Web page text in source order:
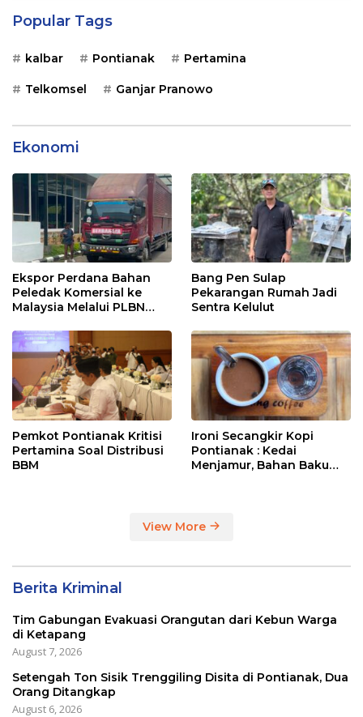
Popular Tags
kalbar Pontianak Pertamina
Telkomsel Ganjar Pranowo
Ekonomi
Ekspor Perdana Bahan
Peledak Komersial ke
Malaysia Melalui PLBN
Bang Pen Sulap
Pekarangan Rumah Jadi
Sentra Kelulut
Pemkot Pontianak Kritisi
Pertamina Soal Distribusi
BBM
Ironi Secangkir Kopi
Pontianak : Kedai
Menjamur, Bahan Baku
View More
Berita Kriminal
Tim Gabungan Evakuasi Orangutan dari Kebun Warga
di Ketapang
August 7, 2026
Setengah Ton Sisik Trenggiling Disita di Pontianak, Dua
Orang Ditangkap
August 6, 2026